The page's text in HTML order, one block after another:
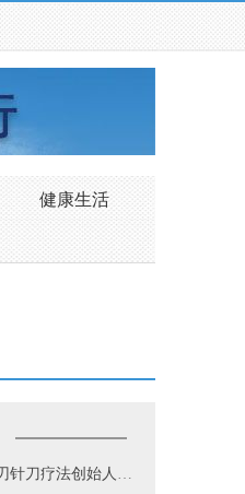
健康生活
神奇的骨膜唤醒疗法 ▏双刃针刀疗法创始人陈振华...